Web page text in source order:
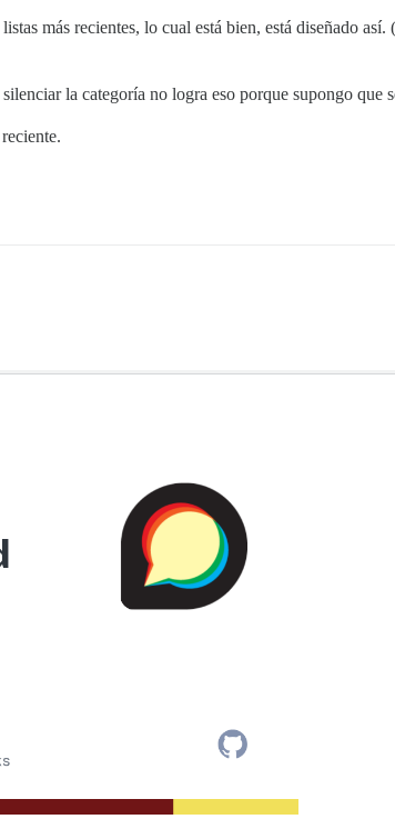
más recientes, lo cual está bien, está diseñado
la categoría no logra eso porque supongo que